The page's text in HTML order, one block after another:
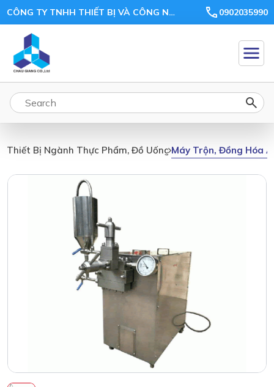
CÔNG TY TNHH THIẾT BỊ VÀ CÔNG NGHỆ CHÂU GIANG 0902035990
Thiết Bị Ngành Thực Phẩm, Đồ Uống, Thức Ăn Chăn Nuôi,
Máy Trộn, Đồng Hóa